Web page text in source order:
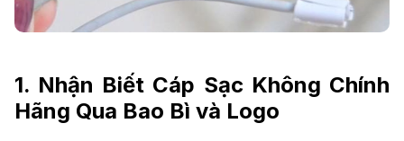
1. Nhận Biết Cáp Sạc Không Chính
Hãng Qua Bao Bì và Logo